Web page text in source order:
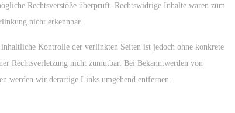
Rechtsverstöße überprüft. Rechtswidrige Inhalte waren zum
nicht erkennbar.
inhaltliche Kontrolle der verlinkten Seiten ist jedoch ohne konkrete
Rechtsverletzung nicht zumutbar. Bei Bekanntwerden von
werden wir derartige Links umgehend entfernen.